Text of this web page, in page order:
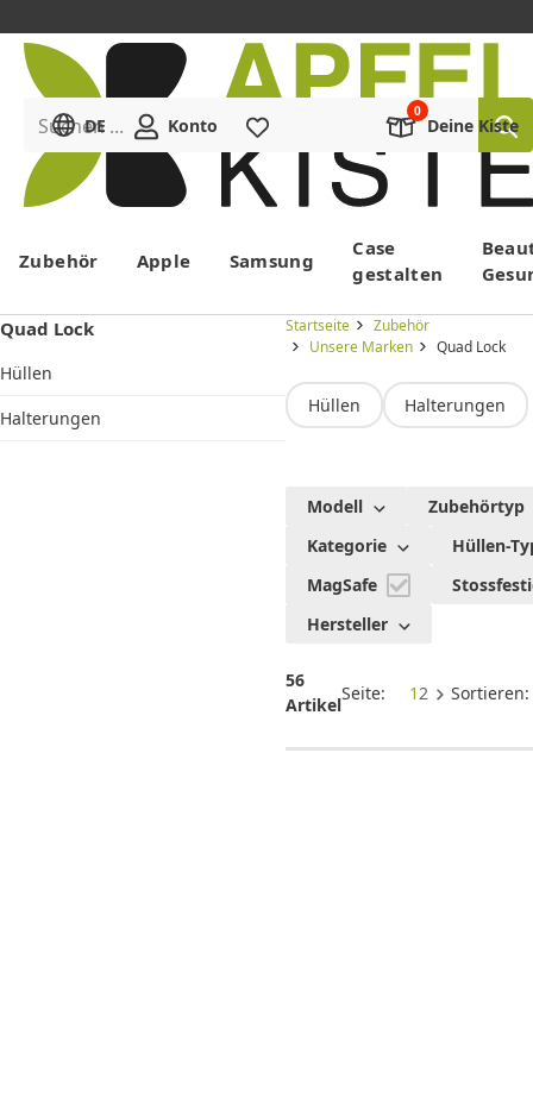
Menü
Suchen ...
DE Konto Deine Kiste
Zubehör Apple Samsung
Case
gestalten
Quad Lock
Hüllen
Halterungen
Startseite
Zubehör
Unsere Marken
Quad Lock
Hüllen Halterungen
Alle
Quad
Lock
Produkte
Modell
Zubehörtyp
Kategorie
Hüllen-
MagSafe
Hersteller
56
Artikel
Seite: 1 2